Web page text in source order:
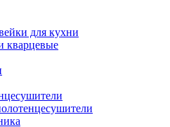
для кухни
кварцевые